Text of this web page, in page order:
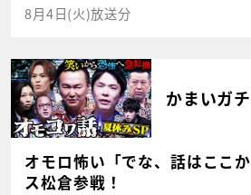
8月4日(火)放送分
かまいガチ
オモロ怖い「でな、話はここ
ス松倉参戦！